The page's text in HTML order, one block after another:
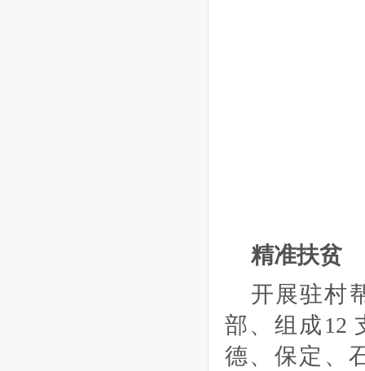
精准扶贫
开展驻村
部、组成12
德、保定、